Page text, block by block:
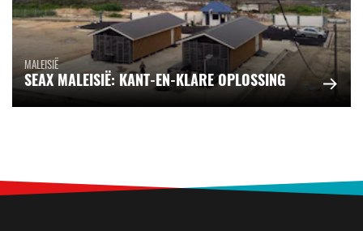
MALEISIË
SEAX MALEISIË: KANT-EN-KLARE OPLOSSING